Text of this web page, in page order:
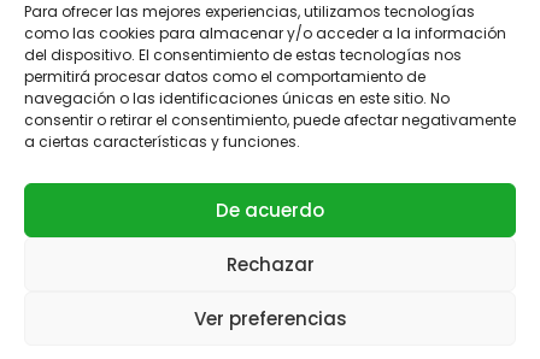
Para ofrecer las mejores experiencias, utilizamos tecnologías
como las cookies para almacenar y/o acceder a la información
del dispositivo. El consentimiento de estas tecnologías nos
permitirá procesar datos como el comportamiento de
navegación o las identificaciones únicas en este sitio. No
consentir o retirar el consentimiento, puede afectar negativamente
a ciertas características y funciones.
De acuerdo
Rechazar
Ver preferencias
Telegram Pinterest